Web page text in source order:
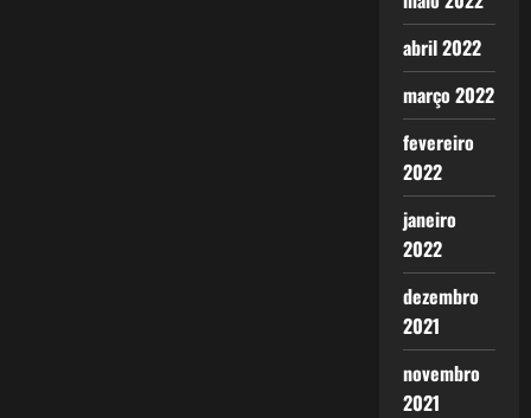
abril 2022
março 2022
fevereiro
2022
janeiro
2022
dezembro
2021
novembro
2021